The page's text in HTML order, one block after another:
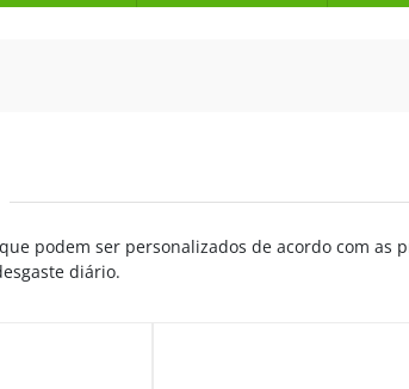
podem ser personalizados de acordo com as
diário.